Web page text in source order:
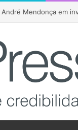
Hardt por